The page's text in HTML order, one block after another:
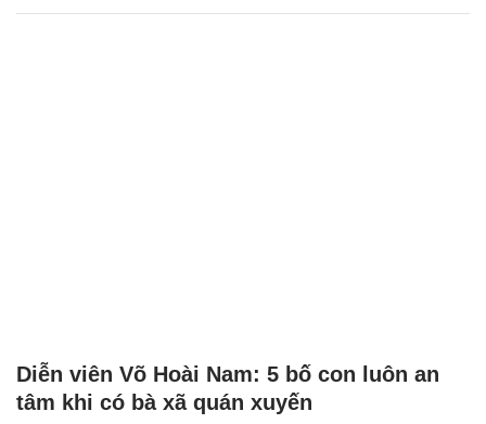
Diễn viên Võ Hoài Nam: 5 bố con luôn an
tâm khi có bà xã quán xuyến